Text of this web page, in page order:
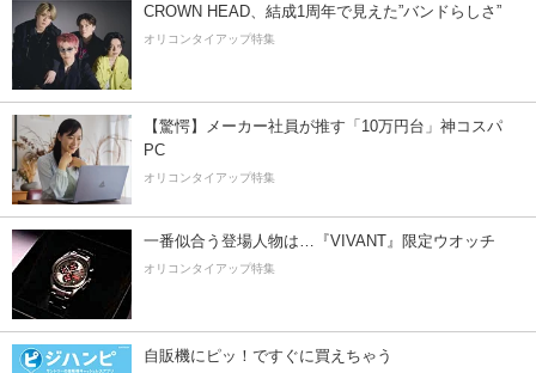
CROWN HEAD、結成1周年で見えた”バンドらしさ”
オリコンタイアップ特集
【驚愕】メーカー社員が推す「10万円台」神コスパ
PC
オリコンタイアップ特集
一番似合う登場人物は…『VIVANT』限定ウオッチ
オリコンタイアップ特集
自販機にピッ！ですぐに買えちゃう